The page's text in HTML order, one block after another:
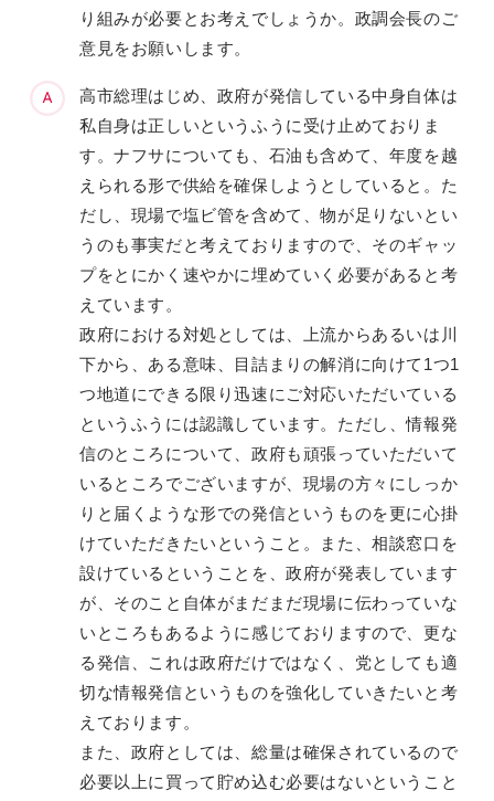
り組みが必要とお考えでしょうか。政調会長のご
意見をお願いします。
高市総理はじめ、政府が発信している中身自体は
私自身は正しいというふうに受け止めておりま
す。ナフサについても、石油も含めて、年度を越
えられる形で供給を確保しようとしていると。た
だし、現場で塩ビ管を含めて、物が足りないとい
うのも事実だと考えておりますので、そのギャッ
プをとにかく速やかに埋めていく必要があると考
えています。
政府における対処としては、上流からあるいは川
下から、ある意味、目詰まりの解消に向けて1つ1
つ地道にできる限り迅速にご対応いただいている
というふうには認識しています。ただし、情報発
信のところについて、政府も頑張っていただいて
いるところでございますが、現場の方々にしっか
りと届くような形での発信というものを更に心掛
けていただきたいということ。また、相談窓口を
設けているということを、政府が発表しています
が、そのこと自体がまだまだ現場に伝わっていな
いところもあるように感じておりますので、更な
る発信、これは政府だけではなく、党としても適
切な情報発信というものを強化していきたいと考
えております。
また、政府としては、総量は確保されているので
必要以上に買って貯め込む必要はないということ